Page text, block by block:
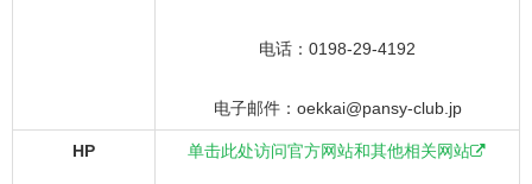
电话：0198-29-4192
电子邮件：oekkai@pansy-club.jp
HP 单击此处访问官方网站和其他相关网站